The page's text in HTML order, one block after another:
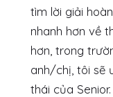
tìm lời giải
nhanh hơn về
hơn, trong
anh/chị, tôi sẽ
thái của Senior.